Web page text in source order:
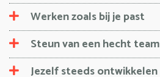
Werken zoals bij je past
Steun van een hecht team
Jezelf steeds ontwikkelen